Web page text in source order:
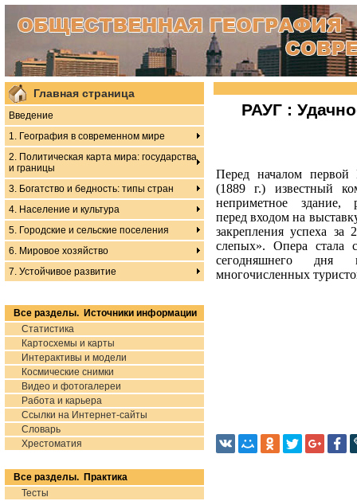
Главная страница
Введение
1. География в современном мире
2. Политическая карта мира: государства
и границы
3. Богатство и бедность: типы стран
4. Население и культура
5. Городские и сельские поселения
6. Мировое хозяйство
7. Устойчивое развитие
Все разделы. Источники информации
Статистика
Картосхемы и карты
Интерактивы и модели
Космические снимки
Видео и фотогалереи
Работа и карьера
Ссылки на Интернет-сайты
Словарь
Хрестоматия
Все разделы. Практика
Тесты
РАУГ :
Перед началом первой
(1889 г.) известный
неприметное здание,
перед входом на
закрепления успеха
слепых». Опера стала
сегодняшнего
многочисленных